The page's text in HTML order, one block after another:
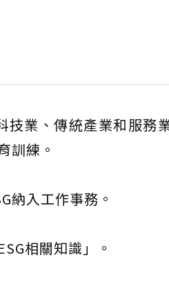
技業、傳統產業和服務
訓練。
納入工作事務。
相關知識」。